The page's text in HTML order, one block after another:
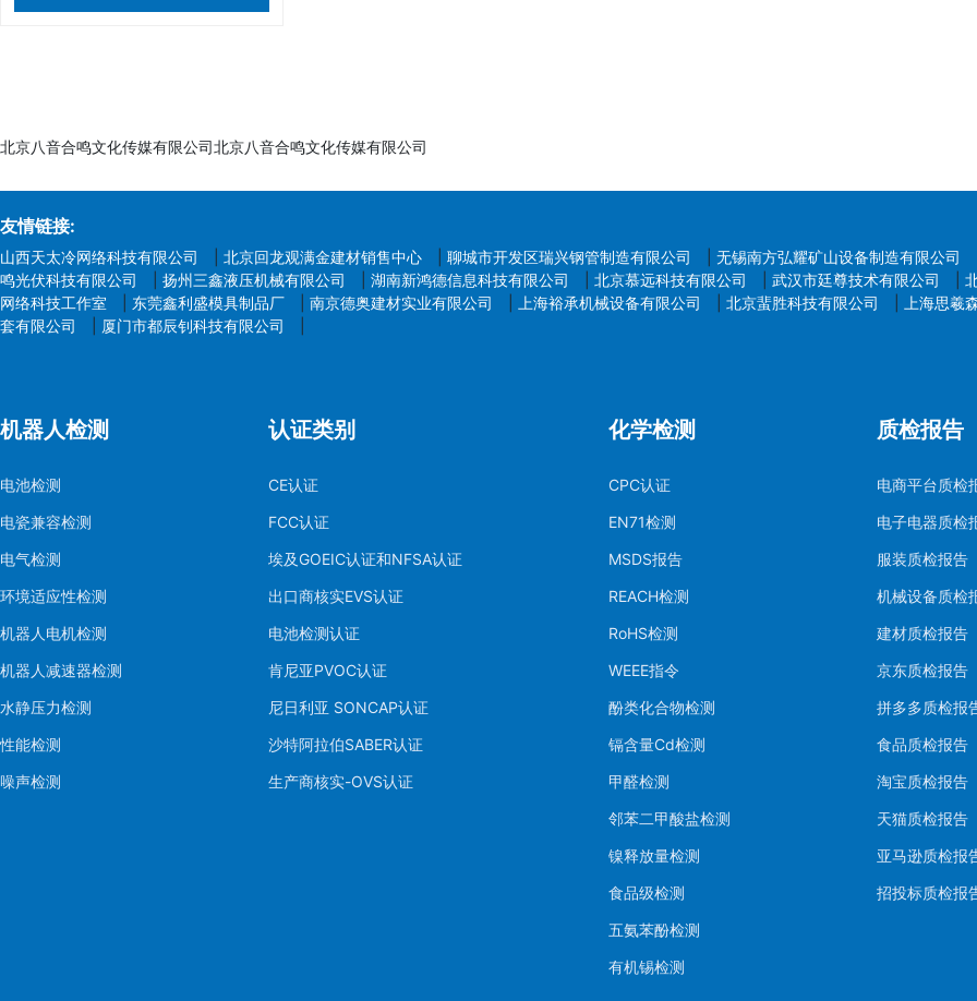
北京八音合鸣文化传媒有限公司北京八音合鸣文化传媒有限公司
友情链接:
山西天太冷网络科技有限公司 北京回龙观满金建材销售中心 聊城市开发区瑞兴钢管制造有限公司 无锡南方弘耀矿山设备制造有限公司
鸣光伏科技有限公司
扬州三鑫液压机械有限公司 湖南新鸿德信息科技有限公司 北京慕远科技有限公司 武汉市廷尊技术有限公司
网络科技工作室
东莞鑫利盛模具制品厂 南京德奥建材实业有限公司 上海裕承机械设备有限公司 北京蜚胜科技有限公司
上海思羲
套有限公司
厦门市都辰钊科技有限公司
机器人检测
电池检测
电瓷兼容检测
电气检测
环境适应性检测
机器人电机检测
机器人减速器检测
水静压力检测
性能检测
噪声检测
认证类别
CE认证
FCC认证
埃及GOEIC认证和NFSA认证
出口商核实EVS认证
电池检测认证
肯尼亚PVOC认证
尼日利亚 SONCAP认证
沙特阿拉伯SABER认证
生产商核实-OVS认证
化学检测
CPC认证
EN71检测
MSDS报告
REACH检测
RoHS检测
WEEE指令
酚类化合物检测
镉含量Cd检测
甲醛检测
邻苯二甲酸盐检测
镍释放量检测
食品级检测
五氨苯酚检测
有机锡检测
质检报告
电商平台质检
电子电器质检
服装质检报告
机械设备质检
建材质检报告
京东质检报告
拼多多质检报
食品质检报告
淘宝质检报告
天猫质检报告
亚马逊质检报
招投标质检报